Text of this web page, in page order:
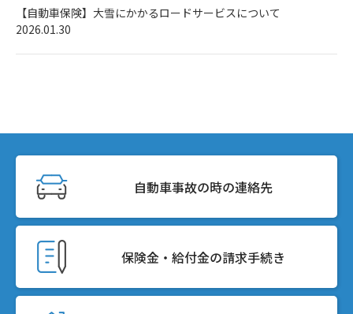
【自動車保険】大雪にかかるロードサービスについて
2026.01.30
自動車事故の時の連絡先
保険金・給付金の請求手続き